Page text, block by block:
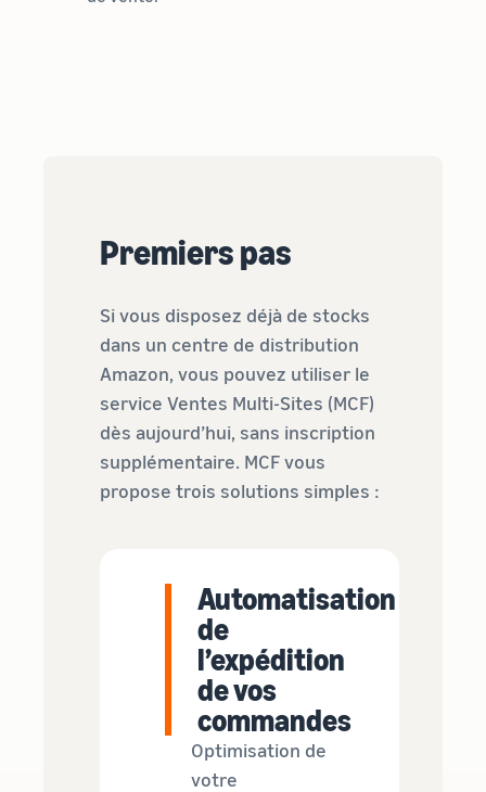
Premiers pas
Si vous disposez déjà de stocks
dans un centre de distribution
Amazon, vous pouvez utiliser le
service Ventes Multi-Sites (MCF)
dès aujourd’hui, sans inscription
supplémentaire. MCF vous
propose trois solutions simples :
Automatisation
de
l’expédition
de vos
commandes
Optimisation de
votre